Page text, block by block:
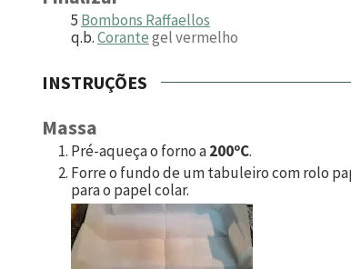
5 Bombons Raffaellos
q.b.Corantegel vermelho
INSTRUÇÕES
Massa
Pré-aqueça o forno a200ºC.
Forre o fundo de um tabuleiro com rolo
para o papel colar.